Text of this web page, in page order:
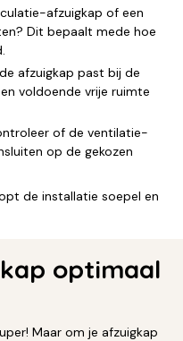
afzuigkap of een
Dit bepaalt mede hoe
afzuigkap past bij de
voldoende vrije ruimte
of de ventilatie-
op de gekozen
de installatie soepel en
optimaal
Maar om je afzuigkap